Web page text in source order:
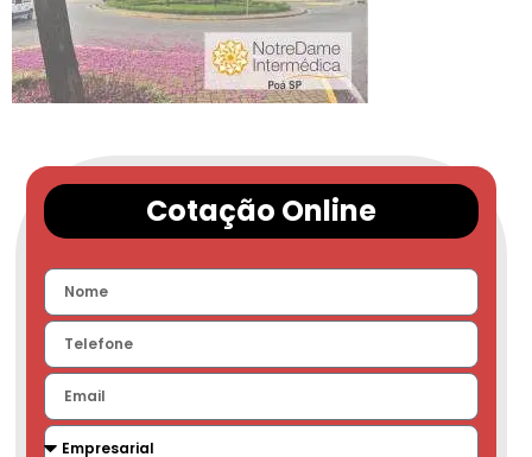
Cotação Online